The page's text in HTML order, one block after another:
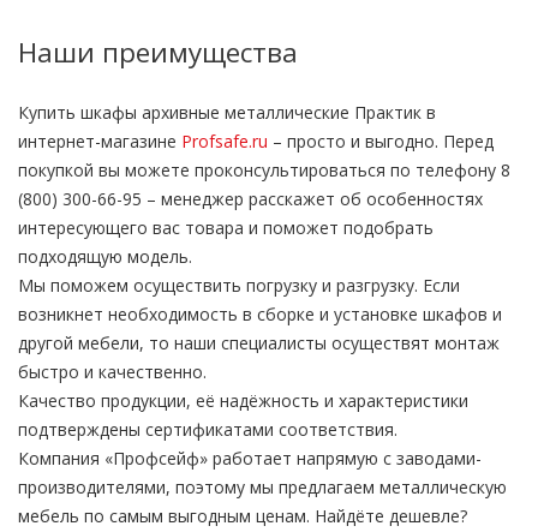
Наши преимущества
Купить шкафы архивные металлические Практик в
интернет-магазине Profsafe.ru – просто и выгодно. Перед
покупкой вы можете проконсультироваться по телефону 8
(800) 300-66-95 – менеджер расскажет об особенностях
интересующего вас товара и поможет подобрать
подходящую модель.
Мы поможем осуществить погрузку и разгрузку. Если
возникнет необходимость в сборке и установке шкафов и
другой мебели, то наши специалисты осуществят монтаж
быстро и качественно.
Качество продукции, её надёжность и характеристики
подтверждены сертификатами соответствия.
Компания «Профсейф» работает напрямую с заводами-
производителями, поэтому мы предлагаем металлическую
мебель по самым выгодным ценам. Найдёте дешевле?